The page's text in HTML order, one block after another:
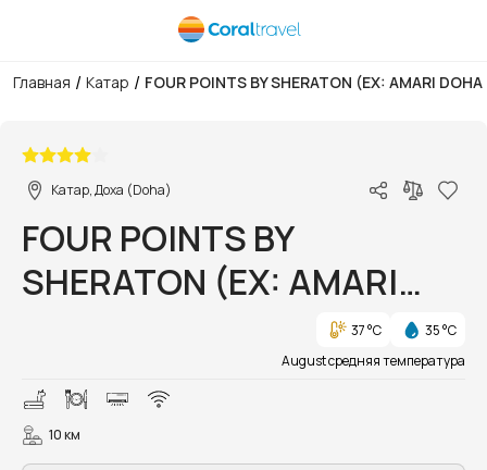
Главная / Катар / FOUR POINTS BY SHERATON (EX: AMARI
Катар, Доха (Doha)
FOUR POINTS BY
SHERATON (EX: AMARI
37 °C
35 °C
August средняя температура
10 км